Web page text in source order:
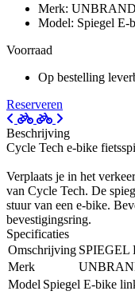
Merk:
Model: Spiegel E-
Voorraad
Op bestelling
Reserveren
Beschrijving
Cycle Tech e-bike
Verplaats je in het
van Cycle Tech. De
stuur van een e-bike.
bevestigingsring.
Specificaties
Omschrijving SPIEGEL
Merk
Model Spiegel E-bike